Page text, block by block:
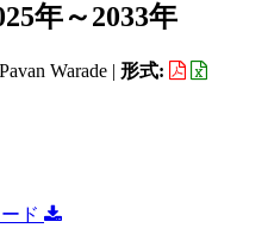
年～2033年
Pavan Warade | 形式:
ド